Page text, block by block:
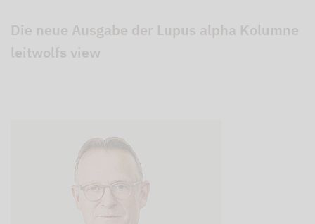
Die neue Ausgabe der Lupus alpha Kolumne
leitwolfs view